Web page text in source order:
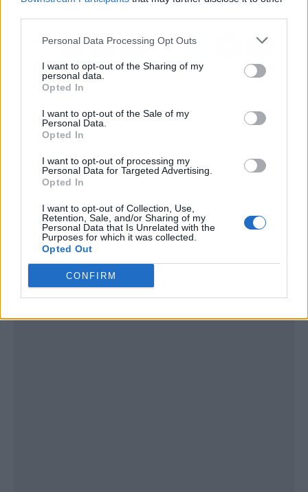
Personal Data Processing Opt Outs
I want to opt-out of the Sharing of my
personal data.
Opted In
I want to opt-out of the Sale of my
Personal Data.
Opted In
I want to opt-out of processing my
Personal Data for Targeted Advertising.
Opted In
I want to opt-out of Collection, Use,
Retention, Sale, and/or Sharing of my
Personal Data that Is Unrelated with the
Purposes for which it was collected.
Opted Out
CONFIRM